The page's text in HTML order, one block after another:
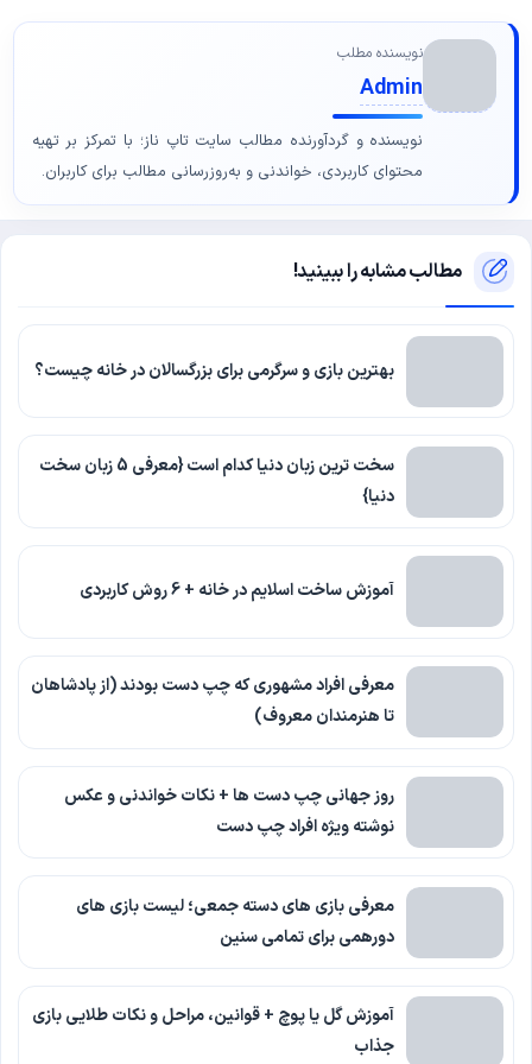
نویسنده مطلب
Admin
نویسنده و گردآورنده مطالب سایت تاپ ناز؛ با تمرکز بر تهیه
محتوای کاربردی، خواندنی و به‌روزرسانی مطالب برای کاربران.
مطالب مشابه را ببینید!
بهترین بازی و سرگرمی برای بزرگسالان در خانه چیست؟
سخت ترین زبان دنیا کدام است {معرفی 5 زبان سخت
دنیا}
آموزش ساخت اسلایم در خانه + 6 روش کاربردی
معرفی افراد مشهوری که چپ دست بودند (از پادشاهان
تا هنرمندان معروف)
روز جهانی چپ دست ها + نکات خواندنی و عکس
نوشته ویژه افراد چپ دست
معرفی بازی های دسته جمعی؛ لیست بازی های
دورهمی برای تمامی سنین
آموزش گل یا پوچ + قوانین، مراحل و نکات طلایی بازی
جذاب